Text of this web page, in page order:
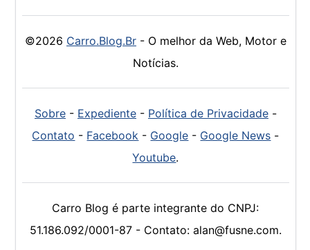
©2026 Carro.Blog.Br- O melhor da Web, Motor e
Notícias.
Sobre- Expediente- Política de Privacidade-
Contato - Facebook - Google - Google News -
Youtube.
Carro Blog é parte integrante do CNPJ:
51.186.092/0001-87 - Contato: alan@fusne.com.